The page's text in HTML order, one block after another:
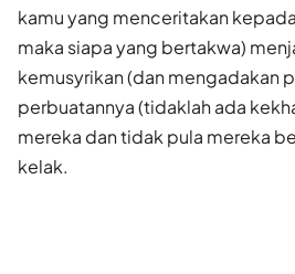
kamu yang menceritakan
maka siapa yang bertakwa)
kemusyrikan (dan mengadakan
perbuatannya (tidaklah ada
mereka dan tidak pula mereka
kelak.